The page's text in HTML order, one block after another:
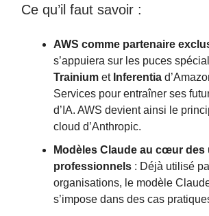
Ce qu’il faut savoir :
AWS comme partenaire
s’appuiera sur les puces
Trainium et Inferentia
Services pour entraîner ses
d’IA. AWS devient ainsi le
cloud d’Anthropic.
Modèles Claude au cœur des
professionnels : Déjà utilisé
organisations, le modèle
s’impose dans des cas